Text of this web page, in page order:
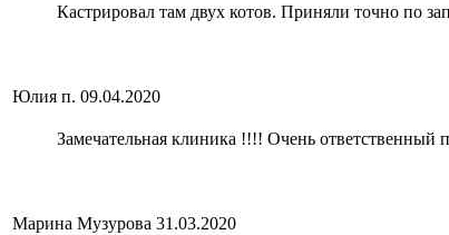
Кастрировал там двух котов. Приняли точно по
Юлия п. 09.04.2020
Замечательная клиника !!!! Очень
Марина Музурова 31.03.2020